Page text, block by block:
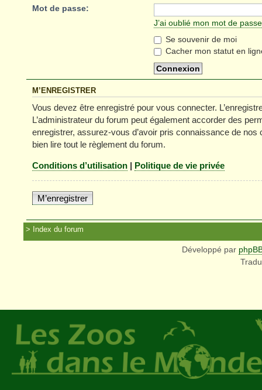
Mot de passe:
J’ai oublié mon mot de passe
Se souvenir de moi
Cacher mon statut en
M’ENREGISTRER
Vous devez être enregistré pour vous connecter.
L’administrateur du forum peut également accorder des
enregistrer, assurez-vous d’avoir pris connaissance de
bien lire tout le règlement du forum.
Conditions d’utilisation | Politique de vie privée
M’enregistrer
Index du forum
Développé par